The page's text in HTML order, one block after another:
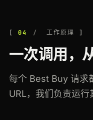
04 工作原理
一次调用，
每个 Best Buy 请求
URL，我们负责运行